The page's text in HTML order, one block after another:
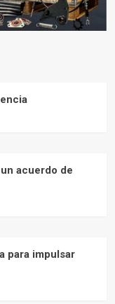
acuerdo de
para impulsar